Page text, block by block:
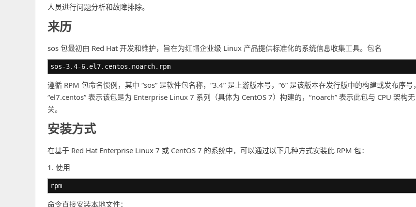
人员进行问题分析和故障排除。
来历
sos 包最初由 Red Hat 开发和维护，旨在为红帽企业级 Linux 产品提供标准化的系统信息收集工具。包名
sos-3.4-6.el7.centos.noarch.rpm
遵循 RPM 包命名惯例，其中 “sos” 是软件包名称，“3.4” 是上游版本号，“6” 是该版本在发行版中的构建或发布序号，
“el7.centos” 表示该包是为 Enterprise Linux 7 系列（具体为 CentOS 7）构建的，“noarch” 表示此包与 CPU 架构无
关。
安装方式
在基于 Red Hat Enterprise Linux 7 或 CentOS 7 的系统中，可以通过以下几种方式安装此 RPM 包：
1. 使用
rpm
命令直接安装本地文件：